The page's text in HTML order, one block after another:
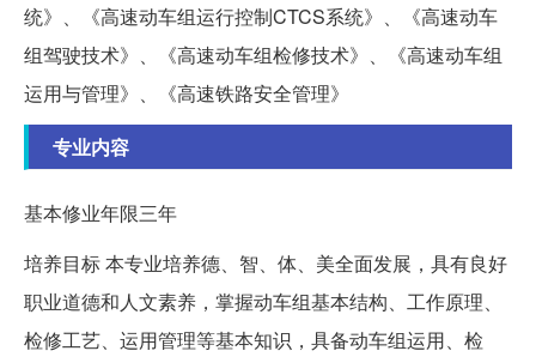
统》、《高速动车组运行控制CTCS系统》、《高速动车
组驾驶技术》、《高速动车组检修技术》、《高速动车组
运用与管理》、《高速铁路安全管理》
专业内容
基本修业年限三年
培养目标 本专业培养德、智、体、美全面发展，具有良好
职业道德和人文素养，掌握动车组基本结构、工作原理、
检修工艺、运用管理等基本知识，具备动车组运用、检